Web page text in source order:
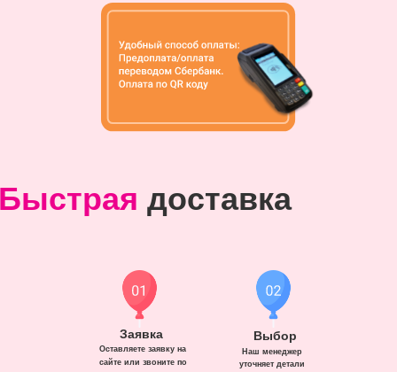
доставка
Заявка
Оставляете заявку на
сайте или звоните по
Выбор
Наш менеджер
уточняет детали